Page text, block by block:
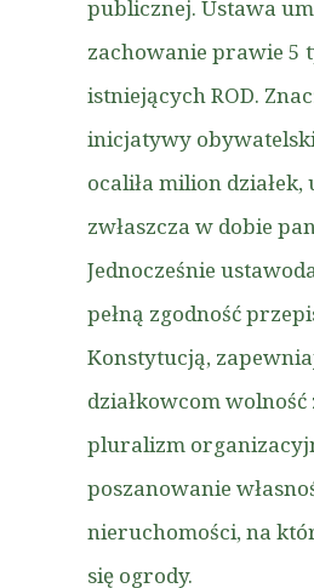
publicznej. Ustawa
zachowanie prawie 5
istniejących ROD.
inicjatywy
ocaliła milion działek,
zwłaszcza w dobie
Jednocześnie
pełną zgodność
Konstytucją,
działkowcom wolność
pluralizm
poszanowanie
nieruchomości, na
się ogrody.